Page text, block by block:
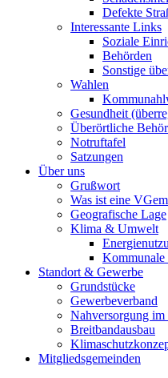
Defekte
Interessante Links
Soziale
Behörden
Sonstige
Wahlen
Gesundheit
Überörtliche
Notruftafel
Satzungen
Über uns
Grußwort
Was ist eine
Geografische Lage
Klima & Umwelt
Kommunale
Standort & Gewerbe
Grundstücke
Gewerbeverband
Nahversorgung
Breitbandausbau
Mitgliedsgemeinden